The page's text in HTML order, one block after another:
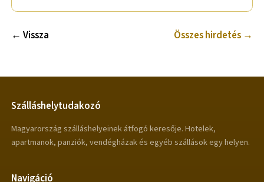
← Vissza Összes hirdetés →
Szálláshelytudakozó
Magyarország szálláshelyeinek átfogó keresője. Hotelek,
apartmanok, panziók, vendégházak és egyéb szállások egy helyen.
Navigáció